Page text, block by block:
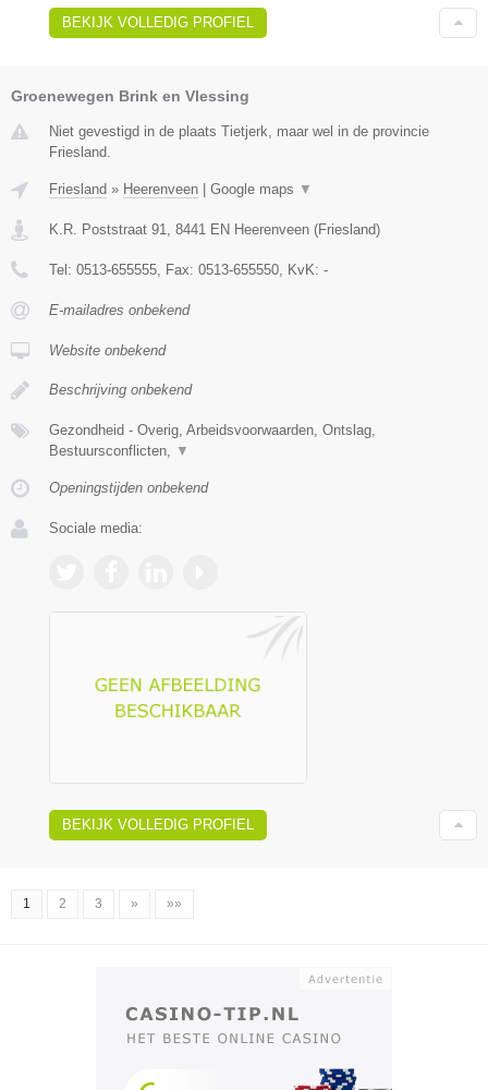
BEKIJK VOLLEDIG PROFIEL
Groenewegen Brink en Vlessing
Niet gevestigd in de plaats Tietjerk, maar wel in de provincie
Friesland.
Friesland » Heerenveen Google maps ▼
K.R. Poststraat 91 8441 EN Heerenveen (Friesland)
Tel: 0513-655555 , Fax: 0513-655550 , KvK: -
E-mailadres onbekend
Website onbekend
Beschrijving onbekend
Gezondheid - Overig, Arbeidsvoorwaarden, Ontslag,
Bestuursconflicten,
▼
Openingstijden onbekend
Sociale media:
BEKIJK VOLLEDIG PROFIEL
1 2 3 » »»